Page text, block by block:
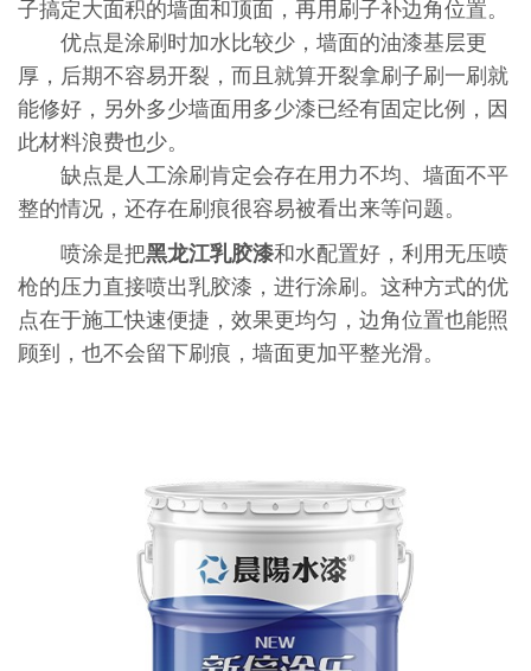
子搞定大面积的墙面和顶面，再用刷子补边角位置。
优点是涂刷时加水比较少，墙面的油漆基层更
厚，后期不容易开裂，而且就算开裂拿刷子刷一刷就
能修好，另外多少墙面用多少漆已经有固定比例，因
此材料浪费也少。
缺点是人工涂刷肯定会存在用力不均、墙面不平
整的情况，还存在刷痕很容易被看出来等问题。
喷涂是把黑龙江乳胶漆和水配置好，利用无压喷
枪的压力直接喷出乳胶漆，进行涂刷。这种方式的优
点在于施工快速便捷，效果更均匀，边角位置也能照
顾到，也不会留下刷痕，墙面更加平整光滑。